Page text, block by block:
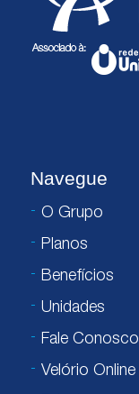
Navegue
O Grupo
Planos
Benefícios
Unidades
Fale Conosco
Velório Online